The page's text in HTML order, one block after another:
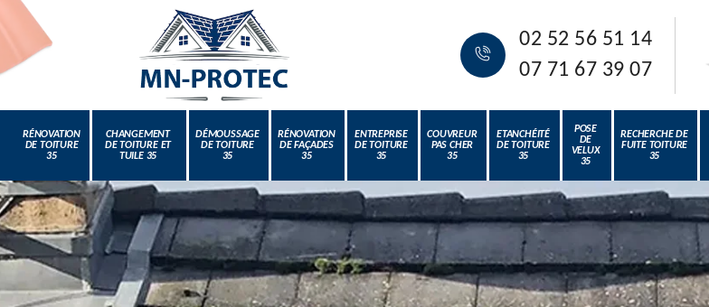
02 52 56 51 14
07 71 67 39 07
RÉNOVATION
DE TOITURE
35
CHANGEMENT
DE TOITURE ET
TUILE 35
DÉMOUSSAGE
DE TOITURE
35
RÉNOVATION
DE FAÇADES
35
ENTREPRISE
DE TOITURE
35
COUVREUR
PAS CHER
35
ETANCHÉITÉ
DE TOITURE
35
POSE
DE
VELUX
35
RECHERCHE DE
FUITE TOITURE
35